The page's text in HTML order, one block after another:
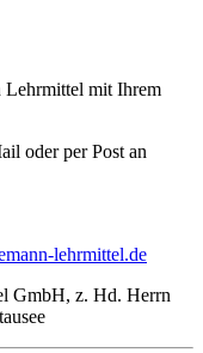
Lehrmittel mit Ihrem
oder per Post an
lehrmittel.de
GmbH, z. Hd. Herrn